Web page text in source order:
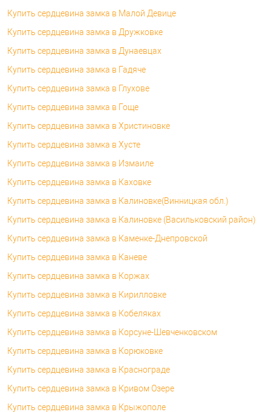
Купить сердцевина замка в Малой Девице
Купить сердцевина замка в Дружковке
Купить сердцевина замка в Дунаевцах
Купить сердцевина замка в Гадяче
Купить сердцевина замка в Глухове
Купить сердцевина замка в Гоще
Купить сердцевина замка в Христиновке
Купить сердцевина замка в Хусте
Купить сердцевина замка в Измаиле
Купить сердцевина замка в Каховке
Купить сердцевина замка в Калиновке(Винницкая обл.)
Купить сердцевина замка в Калиновке (Васильковский район)
Купить сердцевина замка в Каменке-Днепровской
Купить сердцевина замка в Каневе
Купить сердцевина замка в Коржах
Купить сердцевина замка в Кирилловке
Купить сердцевина замка в Кобеляках
Купить сердцевина замка в Корсуне-Шевченковском
Купить сердцевина замка в Корюковке
Купить сердцевина замка в Краснограде
Купить сердцевина замка в Кривом Озере
Купить сердцевина замка в Крыжополе